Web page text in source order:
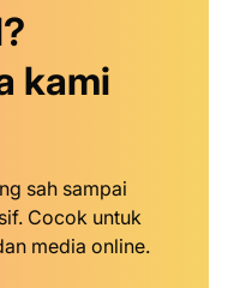
kami
sah sampai
Cocok untuk
media online.